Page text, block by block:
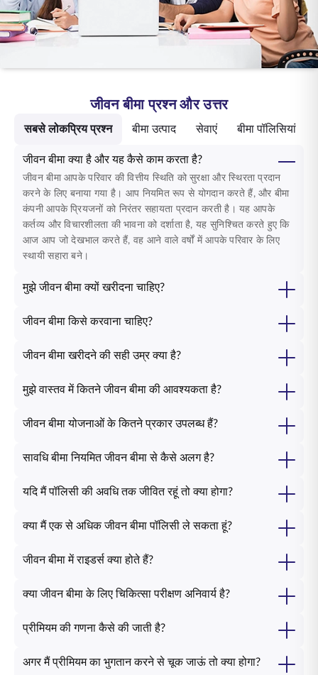
ENGLISH
प्रीमियम भुगतान करें
जीवन बीमा प्रश्न और उत्तर
सबसे लोकप्रिय प्रश्न बीमा उत्पाद सेवाएं बीमा पॉलिसियां
जीवन बीमा क्या है और यह कैसे काम करता है?
जीवन बीमा आपके परिवार की वित्तीय स्थिति को सुरक्षा और स्थिरता प्रदान
करने के लिए बनाया गया है। आप नियमित रूप से योगदान करते हैं, और बीमा
कंपनी आपके प्रियजनों को निरंतर सहायता प्रदान करती है। यह आपके
कर्तव्य और विचारशीलता की भावना को दर्शाता है, यह सुनिश्चित करते हुए कि
आज आप जो देखभाल करते हैं, वह आने वाले वर्षों में आपके परिवार के लिए
स्थायी सहारा बने।
मुझे जीवन बीमा क्यों खरीदना चाहिए?
जीवन बीमा किसे करवाना चाहिए?
जीवन बीमा खरीदने की सही उम्र क्या है?
मुझे वास्तव में कितने जीवन बीमा की आवश्यकता है?
जीवन बीमा योजनाओं के कितने प्रकार उपलब्ध हैं?
सावधि बीमा नियमित जीवन बीमा से कैसे अलग है?
यदि मैं पॉलिसी की अवधि तक जीवित रहूं तो क्या होगा?
क्या मैं एक से अधिक जीवन बीमा पॉलिसी ले सकता हूं?
जीवन बीमा में राइडर्स क्या होते हैं?
क्या जीवन बीमा के लिए चिकित्सा परीक्षण अनिवार्य है?
प्रीमियम की गणना कैसे की जाती है?
अगर मैं प्रीमियम का भुगतान करने से चूक जाऊं तो क्या होगा?